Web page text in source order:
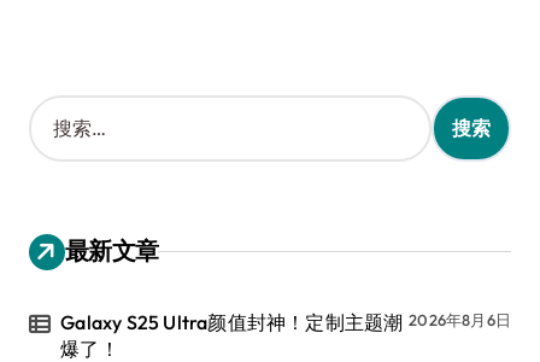
搜
索
：
最新文章
Galaxy S25 Ultra颜值封神！定制主题潮
爆了！
2026年8月6日